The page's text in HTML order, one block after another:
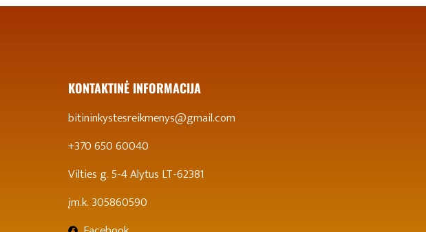
KONTAKTINĖ INFORMACIJA
bitininkystesreikmenys@gmail.com
+370 650 60040
Vilties g. 5-4 Alytus LT-62381
įm.k. 305860590